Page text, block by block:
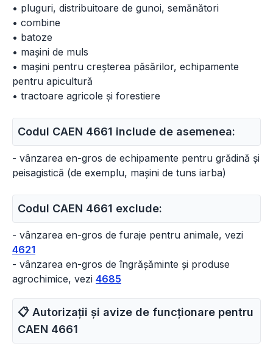
• pluguri, distribuitoare de gunoi, semănători
• combine
• batoze
• mașini de muls
• mașini pentru creșterea păsărilor, echipamente
pentru apicultură
• tractoare agricole și forestiere
Codul CAEN 4661 include de asemenea:
- vânzarea en-gros de echipamente pentru grădină și
peisagistică (de exemplu, mașini de tuns iarba)
Codul CAEN 4661 exclude:
- vânzarea en-gros de furaje pentru animale, vezi
4621
- vânzarea en-gros de îngrășăminte și produse
agrochimice, vezi 4685
📋 Autorizații și avize de funcționare pentru
CAEN 4661